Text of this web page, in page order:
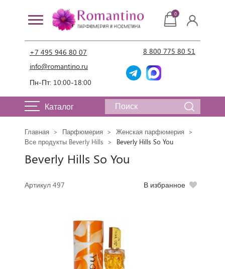
+7 495 946 80 07
info@romantino.ru
Пн-Пт: 10:00-18:00
8 800 775 80 51
0
Каталог
Главная Парфюмерия
Женская парфюмерия
Все продукты Beverly Hills
Beverly Hills So You
Beverly Hills So You
Артикул 497 В избранное